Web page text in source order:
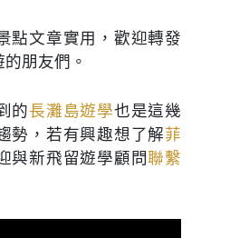
點文章實用，歡迎轉發
朋友們。
的長灘島遊學也是這幾
勢，若有興趣想了解菲
與新飛留遊學顧問聯繫